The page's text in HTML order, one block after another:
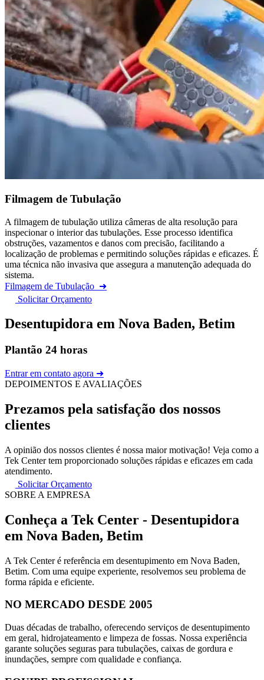
Filmagem de Tubulação
A filmagem de tubulação utiliza câmeras de alta resolução para
inspecionar o interior das tubulações. Esse processo identifica
obstruções, vazamentos e danos com precisão, facilitando a
localização de problemas e permitindo soluções rápidas e eficazes. É
uma técnica não invasiva que assegura a manutenção adequada do
sistema.
Filmagem de Tubulação ➜
Solicitar Orçamento
Desentupidora em Nova Baden, Betim
Plantão 24 horas
Entrar em contato agora ➜
DEPOIMENTOS E AVALIAÇÕES
Prezamos pela satisfação dos nossos
clientes
A opinião dos nossos clientes é nossa maior motivação! Veja como a
Tek Center tem proporcionado soluções rápidas e eficazes em cada
atendimento.
Solicitar Orçamento
SOBRE A EMPRESA
Conheça a Tek Center - Desentupidora
em Nova Baden, Betim
A Tek Center é referência em desentupimento em Nova Baden,
Betim. Com uma equipe experiente, resolvemos seu problema de
forma rápida e eficiente.
NO MERCADO DESDE 2005
Duas décadas de trabalho, oferecendo serviços de desentupimento
em geral, hidrojateamento e limpeza de fossas. Nossa experiência
garante soluções seguras para tubulações, caixas de gordura e
inundações, sempre com qualidade e confiança.